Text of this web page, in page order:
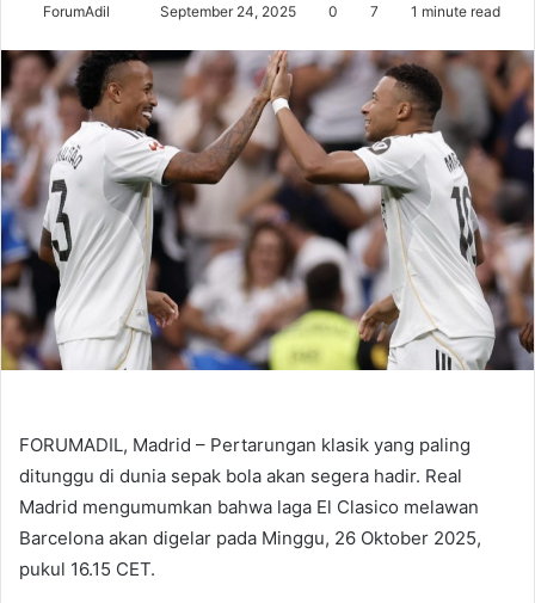
ForumAdil
email
September 24, 2025 0 7 1 minute read
FORUMADIL, Madrid – Pertarungan klasik yang paling
ditunggu di dunia sepak bola akan segera hadir. Real
Madrid mengumumkan bahwa laga El Clasico melawan
Barcelona akan digelar pada Minggu, 26 Oktober 2025,
pukul 16.15 CET.